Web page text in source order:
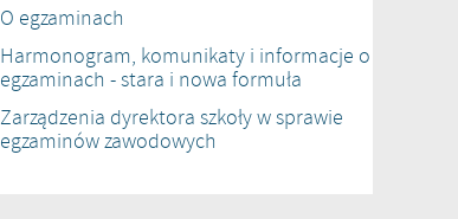
O egzaminach
Harmonogram, komunikaty i informacje o
egzaminach - stara i nowa formuła
Zarządzenia dyrektora szkoły w sprawie
egzaminów zawodowych